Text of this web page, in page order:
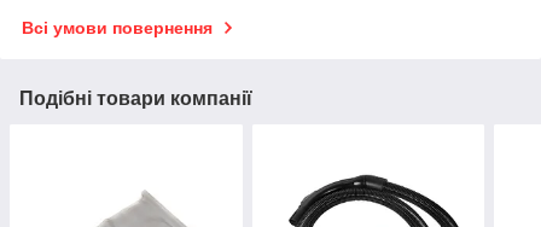
Всі умови повернення
Подібні товари компанії